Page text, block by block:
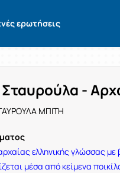
ερωτήσεις
-
ΜΠΙΤΗ
ελληνικής γλώσσας με
μέσα από κείμενα